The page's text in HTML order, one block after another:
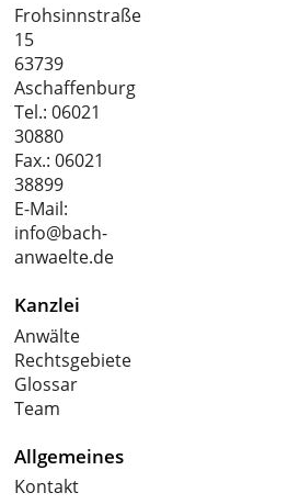
Frohsinnstraße
15
63739
Aschaffenburg
Tel.:06021
30880
Fax.: 06021
38899
E-Mail:
info@bach-
anwaelte.de
Kanzlei
Anwälte
Rechtsgebiete
Glossar
Team
Allgemeines
Kontakt